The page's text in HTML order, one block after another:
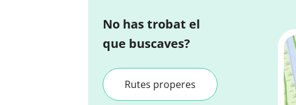
No has trobat el
que buscaves?
Rutes properes